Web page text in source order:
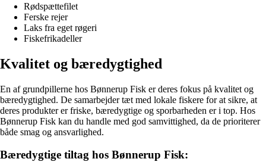
Rødspættefilet
Ferske rejer
Laks fra eget røgeri
Fiskefrikadeller
Kvalitet og bæredygtighed
En af grundpillerne hos Bønnerup Fisk er deres fokus på kvalitet og
bæredygtighed. De samarbejder tæt med lokale fiskere for at sikre, at
deres produkter er friske, bæredygtige og sporbarheden er i top. Hos
Bønnerup Fisk kan du handle med god samvittighed, da de prioriterer
både smag og ansvarlighed.
Bæredygtige tiltag hos Bønnerup Fisk: